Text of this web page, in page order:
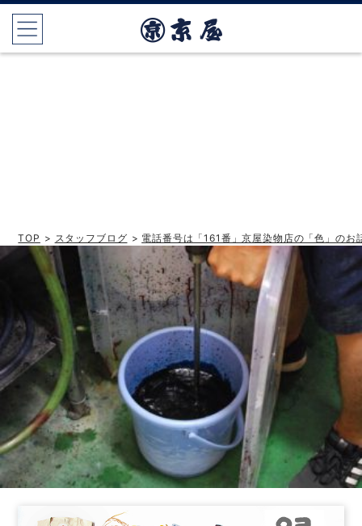
TOP > スタッフブログ > 電話番号は「161番」京屋染物店の「色」のお